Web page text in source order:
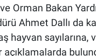
Orman Bakan
Ahmet Dallı da
hayvan sayılarına,
açıklamalarda